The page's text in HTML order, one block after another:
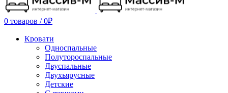
0 товаров / 0₽
Кровати
Односпальные
Полутороспальные
Двуспальные
Двухъярусные
Детские